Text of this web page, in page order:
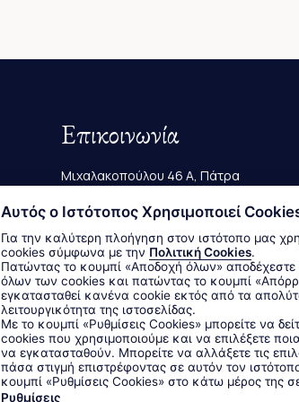
Επικοινωνία
Μιχαλακοπούλου 46 Α, Πάτρα
Τηλ.:2610 223 239
E-mail: info@bagutta.gr
Δεχόμαστε όλες τις
Αυτός ο Ιστότοπος Χρησιμοποιεί
Για την καλύτερη πλοήγηση στον ιστότοπο μας
cookies σύμφωνα με την Πολιτική Cookies.
Πατώντας το κουμπί «Αποδοχή όλων» αποδέχεστε την εγκατάσταση
όλων των cookies και πατώντας το κουμπί
εγκατασταθεί κανένα cookie εκτός από τα
λειτουργικότητα της ιστοσελίδας.
Με το κουμπί «Ρυθμίσεις Cookies» μπορείτε να
cookies που χρησιμοποιούμε και να επιλέξετε
να εγκατασταθούν. Μπορείτε να αλλάξετε τις
πάσα στιγμή επιστρέφοντας σε αυτόν τον
κουμπί «Ρυθμίσεις Cookies» στο κάτω μέρος της
Ρυθμίσεις